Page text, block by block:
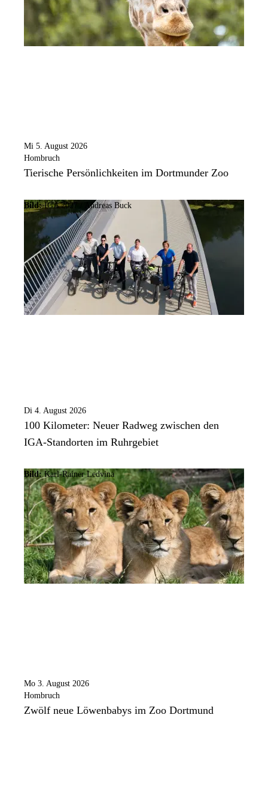
Mi 5. August 2026
Hombruch
Tierische Persönlichkeiten im Dortmunder Zoo
Bild: IGA 2027 / Andreas Buck
Di 4. August 2026
100 Kilometer: Neuer Radweg zwischen den
IGA-Standorten im Ruhrgebiet
Bild: Karl-Rainer Ledvina
Mo 3. August 2026
Hombruch
Zwölf neue Löwenbabys im Zoo Dortmund